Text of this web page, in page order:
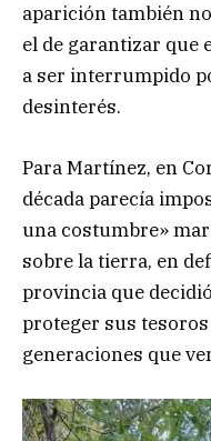
aparición también
el de garantizar que
a ser interrumpido
desinterés.
Para Martínez, en
década parecía
una costumbre»
sobre la tierra, en
provincia que
proteger sus
generaciones que